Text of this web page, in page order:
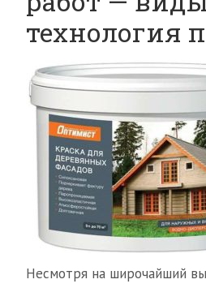
технология
Несмотря на широчайший